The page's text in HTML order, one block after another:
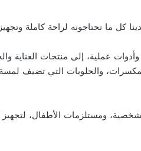
كل ما تحتاجونه لراحة كاملة
عملية، إلى منتجات العناية
والحلويات التي تضيف لمسة
ومستلزمات الأطفال،